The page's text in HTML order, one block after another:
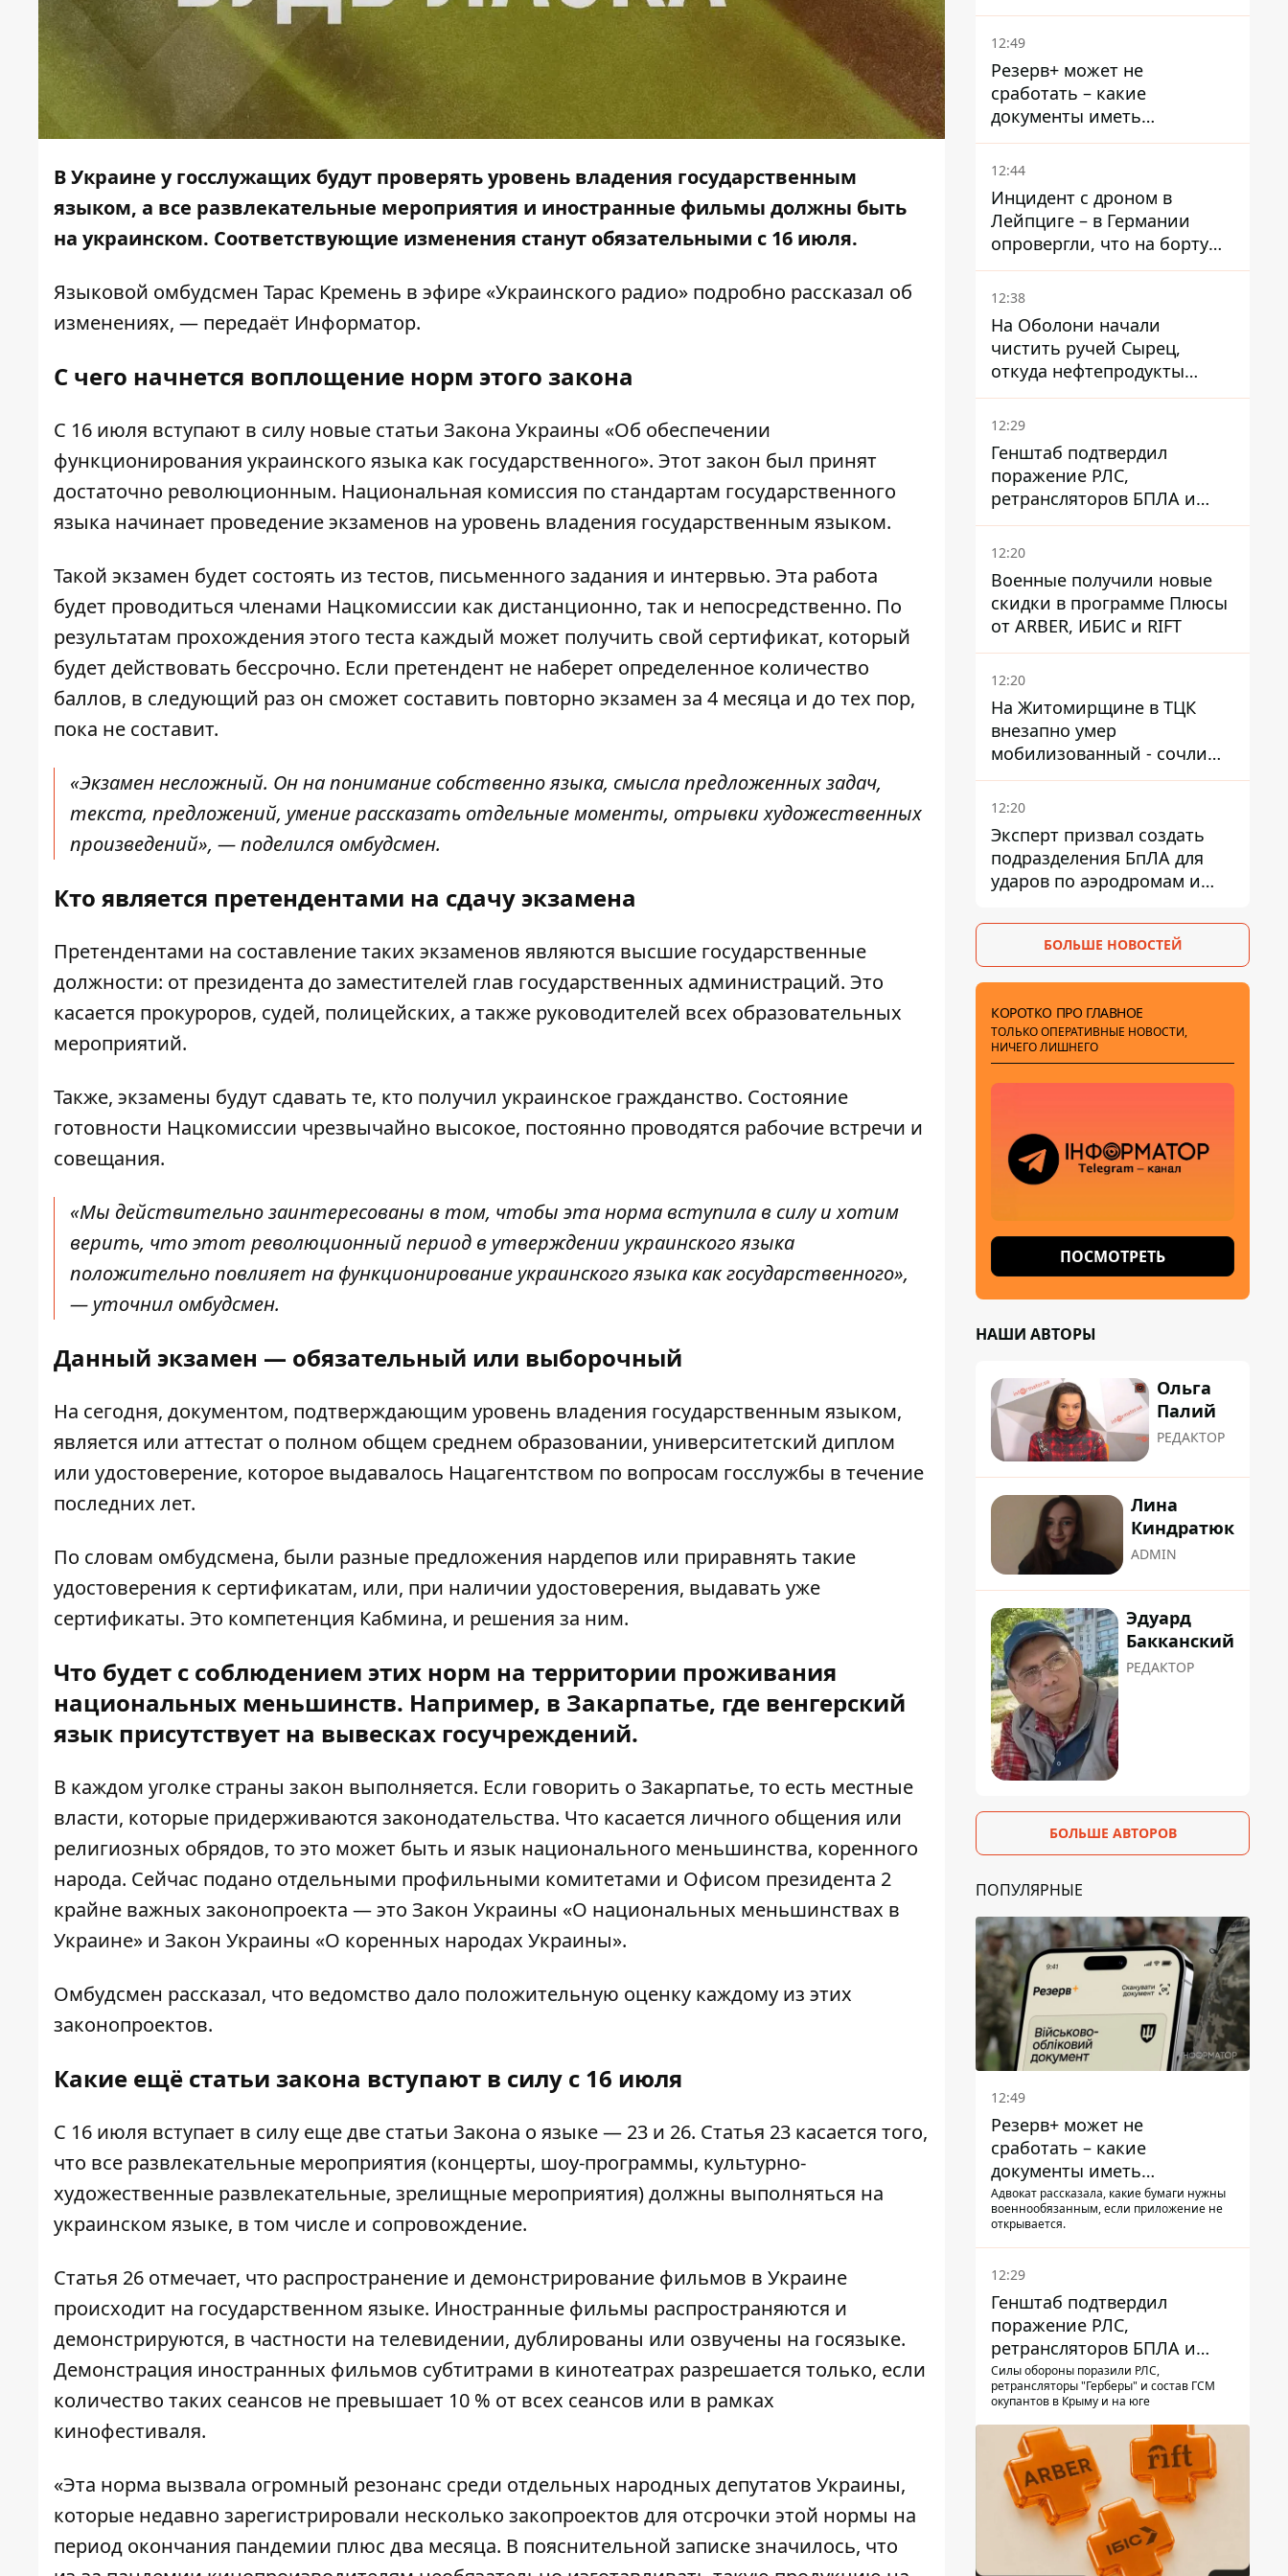
В Украине у госслужащих будут проверять уровень владения государственным
языком, а все развлекательные мероприятия и иностранные фильмы должны быть
на украинском. Соответствующие изменения станут обязательными с 16 июля.
Языковой омбудсмен Тарас Кремень в эфире «Украинского радио» подробно рассказал об
изменениях, — передаёт Информатор.
С чего начнется воплощение норм этого закона
С 16 июля вступают в силу новые статьи Закона Украины «Об обеспечении
функционирования украинского языка как государственного». Этот закон был принят
достаточно революционным. Национальная комиссия по стандартам государственного
языка начинает проведение экзаменов на уровень владения государственным языком.
Такой экзамен будет состоять из тестов, письменного задания и интервью. Эта работа
будет проводиться членами Нацкомиссии как дистанционно, так и непосредственно. По
результатам прохождения этого теста каждый может получить свой сертификат, который
будет действовать бессрочно. Если претендент не наберет определенное количество
баллов, в следующий раз он сможет составить повторно экзамен за 4 месяца и до тех пор,
пока не составит.
«Экзамен несложный. Он на понимание собственно языка, смысла предложенных задач,
текста, предложений, умение рассказать отдельные моменты, отрывки художественных
произведений», — поделился омбудсмен.
Кто является претендентами на сдачу экзамена
Претендентами на составление таких экзаменов являются высшие государственные
должности: от президента до заместителей глав государственных администраций. Это
касается прокуроров, судей, полицейских, а также руководителей всех образовательных
мероприятий.
Также, экзамены будут сдавать те, кто получил украинское гражданство. Состояние
готовности Нацкомиссии чрезвычайно высокое, постоянно проводятся рабочие встречи и
совещания.
«Мы действительно заинтересованы в том, чтобы эта норма вступила в силу и хотим
верить, что этот революционный период в утверждении украинского языка
положительно повлияет на функционирование украинского языка как государственного»,
— уточнил омбудсмен.
Данный экзамен — обязательный или выборочный
На сегодня, документом, подтверждающим уровень владения государственным языком,
является или аттестат о полном общем среднем образовании, университетский диплом
или удостоверение, которое выдавалось Нацагентством по вопросам госслужбы в течение
последних лет.
По словам омбудсмена, были разные предложения нардепов или приравнять такие
удостоверения к сертификатам, или, при наличии удостоверения, выдавать уже
сертификаты. Это компетенция Кабмина, и решения за ним.
Что будет с соблюдением этих норм на территории проживания
национальных меньшинств. Например, в Закарпатье, где венгерский
язык присутствует на вывесках госучреждений.
В каждом уголке страны закон выполняется. Если говорить о Закарпатье, то есть местные
власти, которые придерживаются законодательства. Что касается личного общения или
религиозных обрядов, то это может быть и язык национального меньшинства, коренного
народа. Сейчас подано отдельными профильными комитетами и Офисом президента 2
крайне важных законопроекта — это Закон Украины «О национальных меньшинствах в
Украине» и Закон Украины «О коренных народах Украины».
Омбудсмен рассказал, что ведомство дало положительную оценку каждому из этих
законопроектов.
Какие ещё статьи закона вступают в силу с 16 июля
С 16 июля вступает в силу еще две статьи Закона о языке — 23 и 26. Статья 23 касается того,
что все развлекательные мероприятия (концерты, шоу-программы, культурно-
художественные развлекательные, зрелищные мероприятия) должны выполняться на
украинском языке, в том числе и сопровождение.
Статья 26 отмечает, что распространение и демонстрирование фильмов в Украине
происходит на государственном языке. Иностранные фильмы распространяются и
демонстрируются, в частности на телевидении, дублированы или озвучены на госязыке.
Демонстрация иностранных фильмов субтитрами в кинотеатрах разрешается только, если
количество таких сеансов не превышает 10 % от всех сеансов или в рамках
кинофестиваля.
«Эта норма вызвала огромный резонанс среди отдельных народных депутатов Украины,
которые недавно зарегистрировали несколько закопроектов для отсрочки этой нормы на
период окончания пандемии плюс два месяца. В пояснительной записке значилось, что
при смерти в тюрьме, где
его пытали и делали
12:49
Резерв+ может не
сработать – какие
документы иметь
мужчинам, чтобы не
попасть в ТЦК
12:44
Инцидент с дроном в
Лейпциге – в Германии
опровергли, что на борту
украинского самолета были
оружие и боеприпасы
12:38
На Оболони начали
чистить ручей Сырец,
откуда нефтепродукты
попадали в озера
12:29
Генштаб подтвердил
поражение РЛС,
ретрансляторов БПЛА и
других военных объектов
РФ в Крыму и на юге
12:20
Военные получили новые
скидки в программе Плюсы
от ARBER, ИБИС и RIFT
12:20
На Житомирщине в ТЦК
внезапно умер
мобилизованный - сочли
годным и сразу
остановилось сердце
12:20
Эксперт призвал создать
подразделения БпЛА для
ударов по аэродромам и
БОЛЬШЕ НОВОСТЕЙ
КОРОТКО ПРО ГЛАВНОЕ
ТОЛЬКО ОПЕРАТИВНЫЕ НОВОСТИ,
НИЧЕГО ЛИШНЕГО
ПОСМОТРЕТЬ
НАШИ АВТОРЫ
Ольга
Палий
РЕДАКТОР
Лина
Киндратюк
ADMIN
Эдуард
Бакканский
РЕДАКТОР
БОЛЬШЕ АВТОРОВ
ПОПУЛЯРНЫЕ
12:49
Резерв+ может не
сработать – какие
документы иметь
мужчинам, чтобы не
попасть в ТЦК
Адвокат рассказала, какие бумаги нужны
военнообязанным, если приложение не
открывается.
12:29
Генштаб подтвердил
поражение РЛС,
ретрансляторов БПЛА и
других военных объектов
РФ в Крыму и на юге
Силы обороны поразили РЛС,
ретрансляторы "Герберы" и состав ГСМ
окупантов в Крыму и на юге